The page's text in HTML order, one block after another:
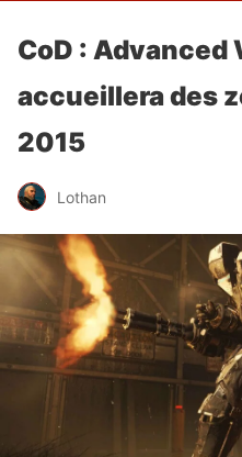
CoD : Advanced
accueillera des
2015
Lothan